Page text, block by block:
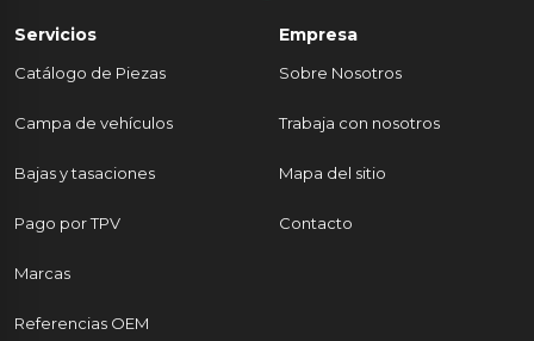
Servicios
Catálogo de Piezas
Campa de vehículos
Bajas y tasaciones
Pago por TPV
Marcas
Referencias OEM
Empresa
Sobre Nosotros
Trabaja con nosotros
Mapa del sitio
Contacto